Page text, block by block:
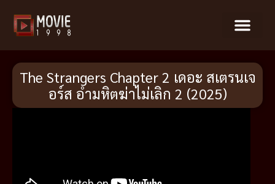
The Strangers Chapter 2 เดอะ สเตรนเจ
อร์ส อำมหิตฆ่าไม่เลิก 2 (2025)